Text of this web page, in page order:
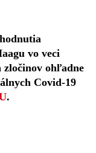
vo veci
ohľadne
Covid-19
.